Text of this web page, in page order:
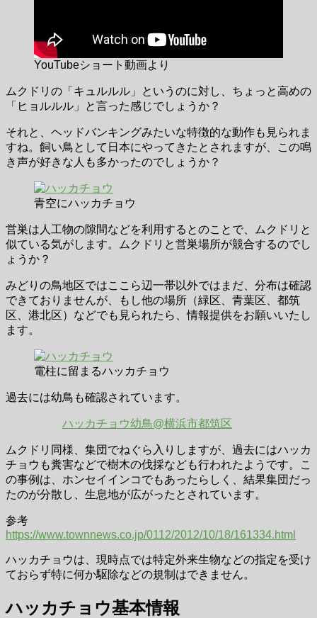
YouTubeショート動画より
ムクドリの「キュルルル」というのに対し、ちょっと高めの
「ヒョルルル」と言った感じでしょうか？
それと、ヘッドバンキングみたいな特徴的な動作も見られま
すね。飼い鳥として日本にやってきたとされますが、この鳴
き声が好きな人も多かったのでしょうか？
青空にハッカチョウ
営巣は人工物の隙間などを利用するとのことで、ムクドリと
似ている気がします。ムクドリと営巣場所が競合するのでし
ょうか？
みどりの鳥地区ではここら辺一帯以外ではまだ、分布は確認
できておりませんが、もし他の場所（緑区、青葉区、都筑
区、港北区）などでも見られたら、情報提供をお願いいたし
ます。
電柱に留まるハッカチョウ
過去には幼鳥も確認されています。
ハッカチョウ幼鳥@横浜市都筑区
ムクドリ同様、集団でねぐら入りしますが、過去にはハッカ
チョウも糞害などで樹木の伐採なども行われたようです。こ
の事例は、ホンセイインコでもあったらしく、結果集団だっ
たのが分散し、生息地が広がったとされています。
参考
https://www.townnews.co.jp/0112/2012/10/18/161334.html
ハッカチョウは、現時点では特定外来生物などの指定を受け
ておらず特に何か駆除などの規制はできません。
ハッカチョウ基本情報